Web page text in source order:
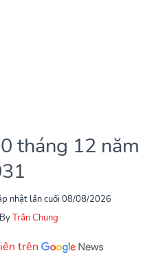
tháng 12 năm
nhật lần cuối 08/08/2026
Trần Chung
trên